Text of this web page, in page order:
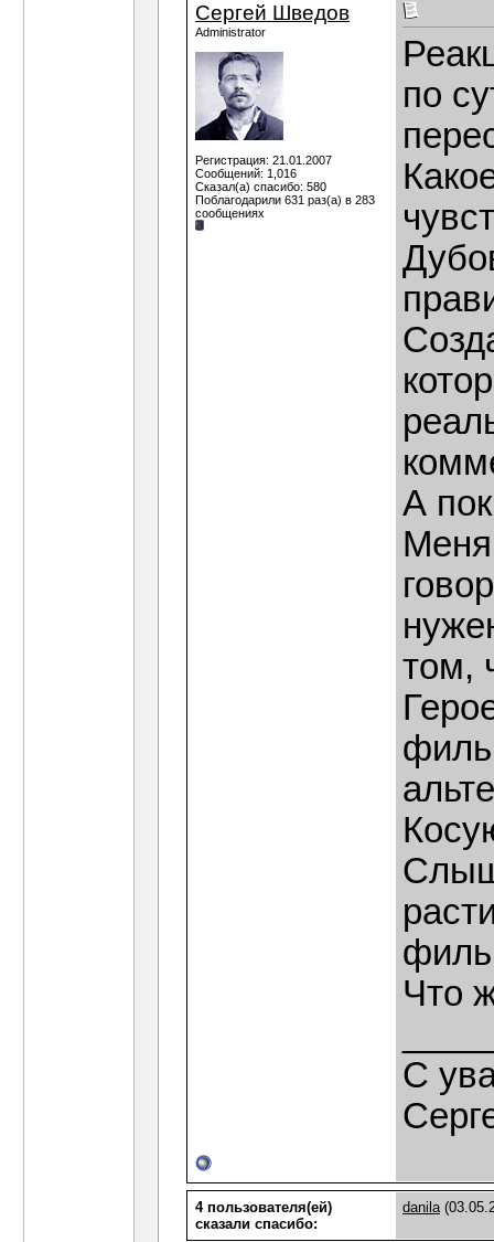
Сергей Шведов
Administrator
Регистрация: 21.01.2007
Сообщений: 1,016
Сказал(а) спасибо: 580
Поблагодарили 631 раз(а) в 283
сообщениях
по
А
том,
Что
C
4 пользователя(ей)
сказали cпасибо:
danila